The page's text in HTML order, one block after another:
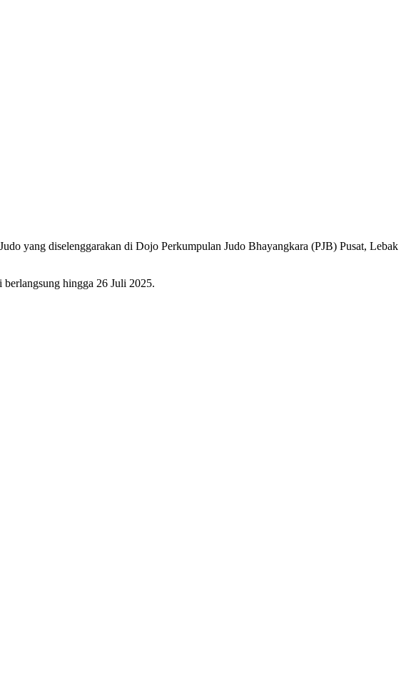
yang diselenggarakan di Dojo Perkumpulan Judo Bhayangkara (PJB) Pusat, Lebak
hingga 26 Juli 2025.